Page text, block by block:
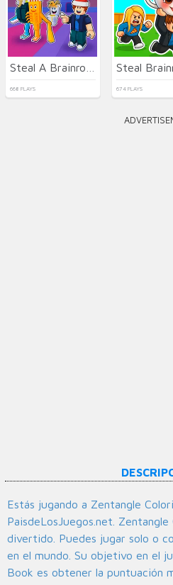
668 PLAYS 674 PLAYS
Estás jugando a Zentangle
PaisdeLosJuegos.net.
divertido. Puedes jugar solo o
en el mundo. Su objetivo en el
Book es obtener la puntuación